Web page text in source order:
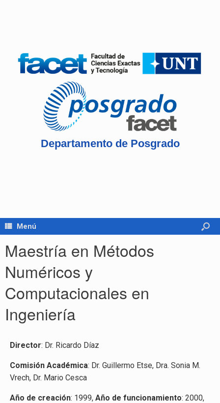
Departamento de Posgrado
Menú
Maestría en Métodos
Numéricos y
Computacionales en
Ingeniería
Director: Dr. Ricardo Díaz
Comisión Académica: Dr. Guillermo Etse, Dra. Sonia M.
Vrech, Dr. Mario Cesca
Año de creación: 1999, Año de funcionamiento: 2000,